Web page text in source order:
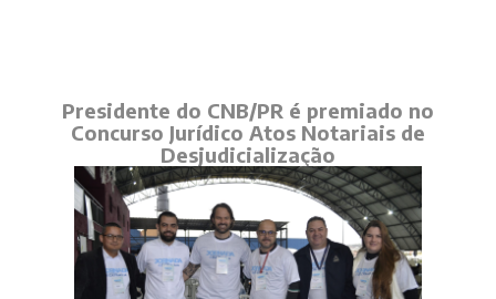
Presidente do CNB/PR é premiado no
Concurso Jurídico Atos Notariais de
Desjudicialização